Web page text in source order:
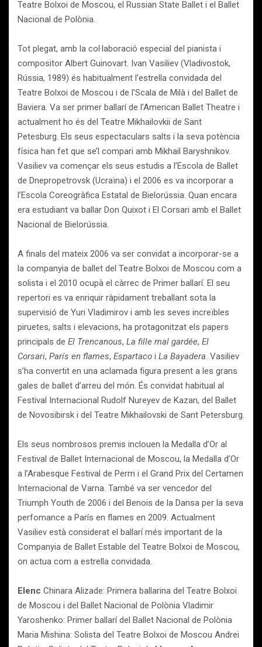
Teatre Bolxoi de Moscou, el Russian State Ballet i el Ballet
Nacional de Polònia.
Tot plegat, amb la col·laboració especial del pianista i
compositor Albert Guinovart. Ivan Vasiliev (Vladivostok,
Rússia, 1989) és habitualment l’estrella convidada del
Teatre Bolxoi de Moscou i de l’Scala de Milà i del Ballet de
Baviera. Va ser primer ballarí de l’American Ballet Theatre i
actualment ho és del Teatre Mikhailovkii de Sant
Petesburg. Els seus espectaculars salts i la seva potència
física han fet que se’l compari amb Mikhail Baryshnikov.
Vasiliev va començar els seus estudis a l’Escola de Ballet
de Dnepropetrovsk (Ucraïna) i el 2006 es va incorporar a
l’Escola Coreogràfica Estatal de Bielorússia. Quan encara
era estudiant va ballar Don Quixot i El Corsari amb el Ballet
Nacional de Bielorússia.
A finals del mateix 2006 va ser convidat a incorporar-se a
la companyia de ballet del Teatre Bolxoi de Moscou com a
solista i el 2010 ocupà el càrrec de Primer ballarí. El seu
repertori es va enriquir ràpidament treballant sota la
supervisió de Yuri Vladimirov i amb les seves increïbles
piruetes, salts i elevacions, ha protagonitzat els papers
principals de El Trencanous, La fille mal gardée, El
Corsari, París en flames, Espartaco i La Bayadera. Vasiliev
s’ha convertit en una aclamada figura present a les grans
gales de ballet d’arreu del món. És convidat habitual al
Festival Internacional Rudolf Nureyev de Kazan, del Ballet
de Novosibirsk i del Teatre Mikhailovski de Sant Petersburg.
Els seus nombrosos premis inclouen la Medalla d’Or al
Festival de Ballet Internacional de Moscou, la Medalla d’Or
a l’Arabesque Festival de Perm i el Grand Prix del Certamen
Internacional de Varna. També va ser vencedor del
Triumph Youth de 2006 i del Benois de la Dansa per la seva
perfomance a París en flames en 2009. Actualment
Vasiliev està considerat el ballarí més important de la
Companyia de Ballet Estable del Teatre Bolxoi de Moscou,
on actua com a estrella convidada.
Elenc Chinara Alizade: Primera ballarina del Teatre Bolxoi
de Moscou i del Ballet Nacional de Polònia Vladimir
Yaroshenko: Primer ballarí del Ballet Nacional de Polònia
Maria Mishina: Solista del Teatre Bolxoi de Moscou Andrei